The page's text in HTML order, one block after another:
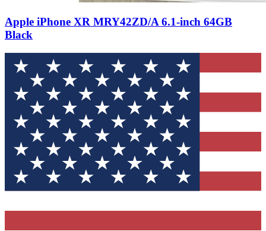
Apple iPhone XR MRY42ZD/A 6.1-inch 64GB
Black